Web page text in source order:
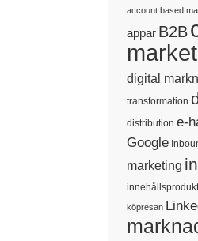
account based
appar B2B
digital
transformation
distribution e-
Google
marketing
köpresan